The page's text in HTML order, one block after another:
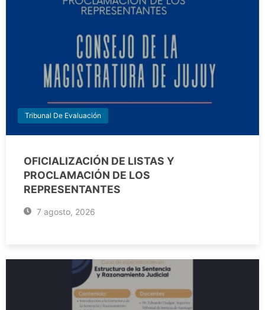
Tribunal De Evaluación
OFICIALIZACIÓN DE LISTAS Y
PROCLAMACIÓN DE LOS
REPRESENTANTES
7 agosto, 2026